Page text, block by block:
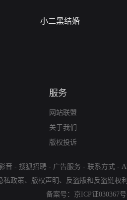
小二黑结婚
服务
网站联盟
关于我们
版权投诉
音 - 搜狐招聘 - 广告服务 - 联系方式 -
私政策、 版权声明 、 反盗版和反盗链权
备案号： 京ICP证030367